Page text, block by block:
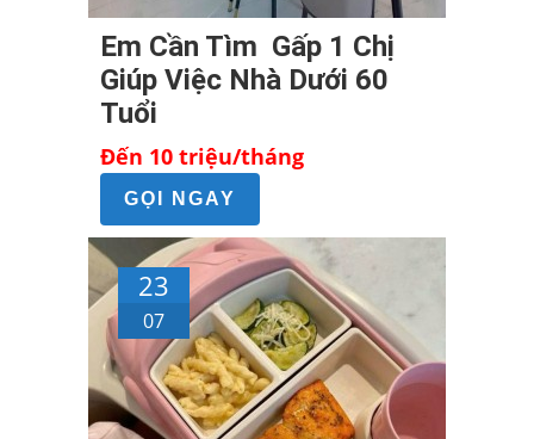
Em Cần Tìm Gấp 1 Chị
Giúp Việc Nhà Dưới 60
Tuổi
Đến 10 triệu/tháng
GỌI NGAY
23
07